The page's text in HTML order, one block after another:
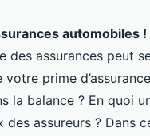
automobiles !
des assurances peut
prime
la balance ? En quoi
des assureurs ? Dans